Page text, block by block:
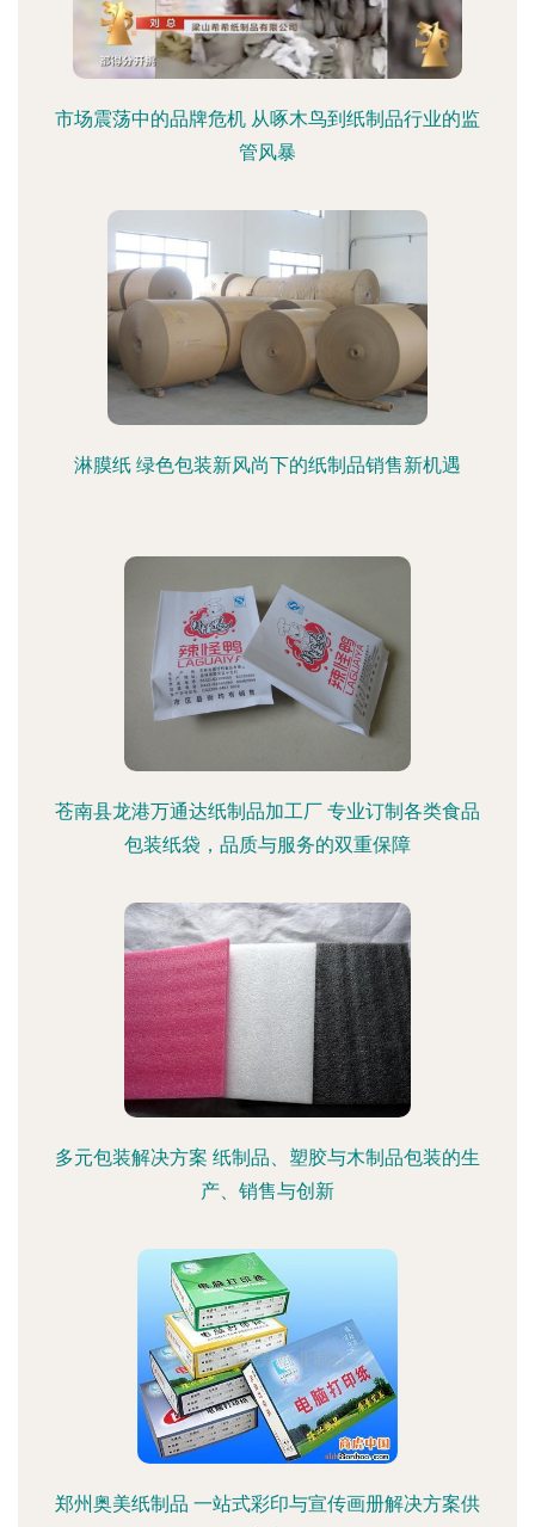
市场震荡中的品牌危机 从啄木鸟到纸制品行业的监
管风暴
淋膜纸 绿色包装新风尚下的纸制品销售新机遇
苍南县龙港万通达纸制品加工厂 专业订制各类食品
包装纸袋，品质与服务的双重保障
多元包装解决方案 纸制品、塑胶与木制品包装的生
产、销售与创新
郑州奥美纸制品 一站式彩印与宣传画册解决方案供